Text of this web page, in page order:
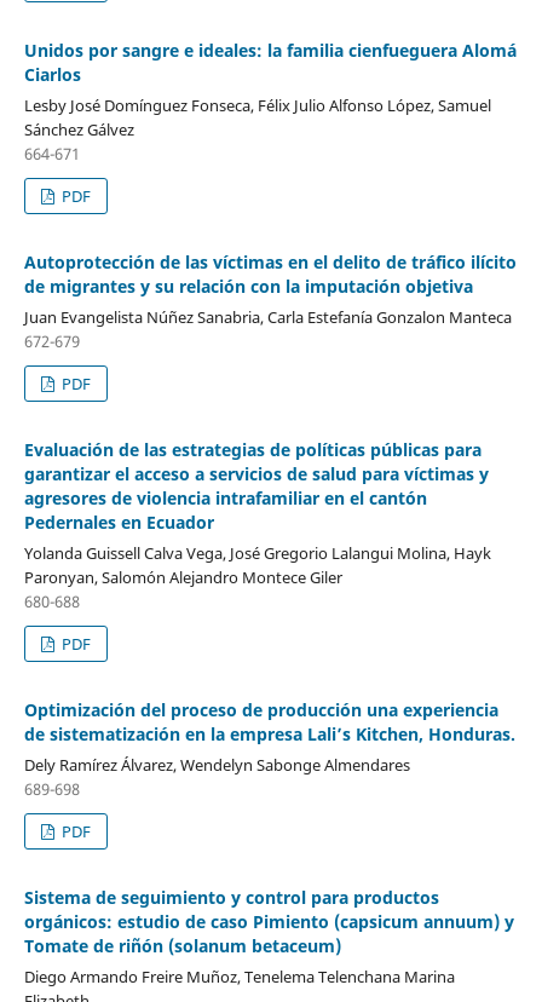
Unidos por sangre e ideales: la familia cienfueguera Alomá
Ciarlos
Lesby José Domínguez Fonseca, Félix Julio Alfonso López, Samuel
Sánchez Gálvez
664-671
PDF
Autoprotección de las víctimas en el delito de tráfico ilícito
de migrantes y su relación con la imputación objetiva
Juan Evangelista Núñez Sanabria, Carla Estefanía Gonzalon Manteca
672-679
PDF
Evaluación de las estrategias de políticas públicas para
garantizar el acceso a servicios de salud para víctimas y
agresores de violencia intrafamiliar en el cantón
Pedernales en Ecuador
Yolanda Guissell Calva Vega, José Gregorio Lalangui Molina, Hayk
Paronyan, Salomón Alejandro Montece Giler
680-688
PDF
Optimización del proceso de producción una experiencia
de sistematización en la empresa Lali’s Kitchen, Honduras.
Dely Ramírez Álvarez, Wendelyn Sabonge Almendares
689-698
PDF
Sistema de seguimiento y control para productos
orgánicos: estudio de caso Pimiento (capsicum annuum) y
Tomate de riñón (solanum betaceum)
Diego Armando Freire Muñoz, Tenelema Telenchana Marina